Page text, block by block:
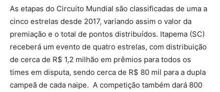
As etapas do Circuito Mundial são classificadas de uma a
cinco estrelas desde 2017, variando assim o valor da
premiação e o total de pontos distribuídos. Itapema (SC)
receberá um evento de quatro estrelas, com distribuição
de cerca de R$ 1,2 milhão em prêmios para todos os
times em disputa, sendo cerca de R$ 80 mil para a dupla
campeã de cada naipe. A competição também dará 800